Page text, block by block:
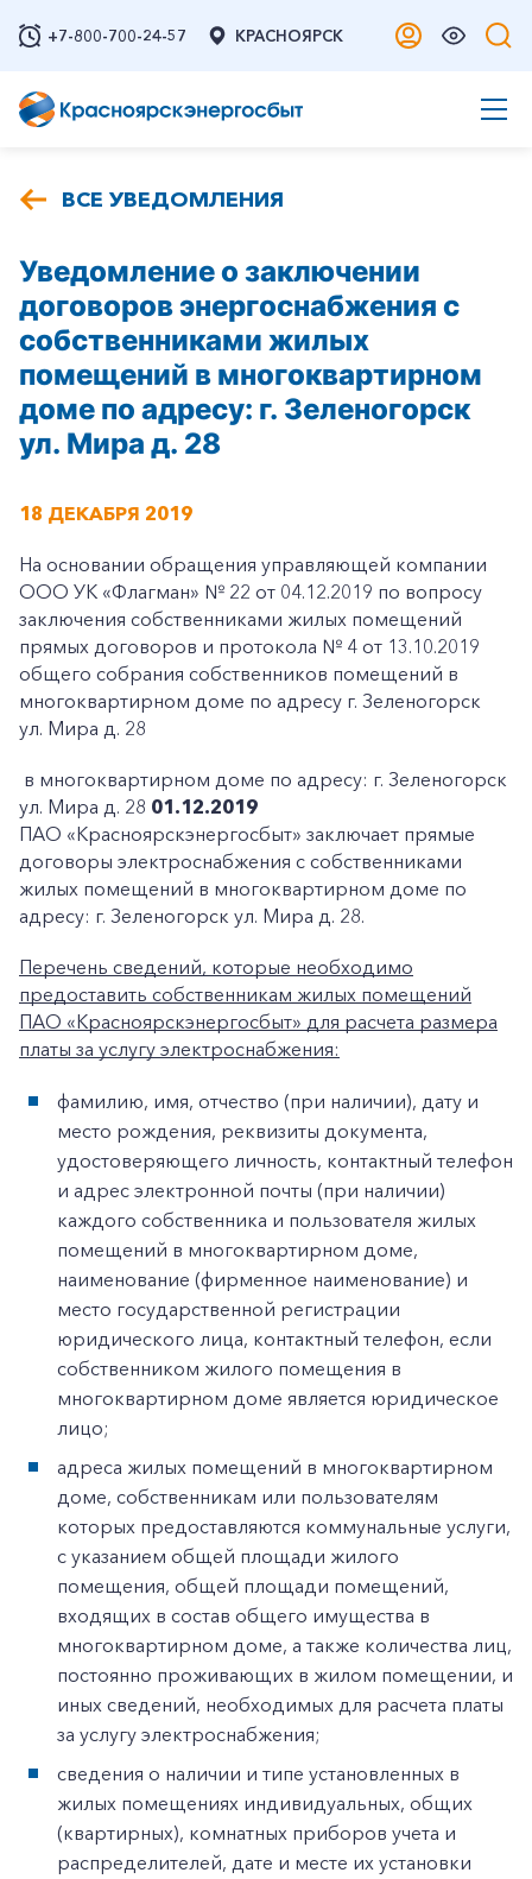
+7-800-700-24-57 КРАСНОЯРСК
ВСЕ УВЕДОМЛЕНИЯ
Уведомление о заключении
договоров энергоснабжения с
собственниками жилых
помещений в многоквартирном
доме по адресу: г. Зеленогорск
ул. Мира д. 28
18 ДЕКАБРЯ 2019
На основании обращения управляющей компании
ООО УК «Флагман» № 22 от 04.12.2019 по вопросу
заключения собственниками жилых помещений
прямых договоров и протокола № 4 от 13.10.2019
общего собрания собственников помещений в
многоквартирном доме по адресу г. Зеленогорск
ул. Мира д. 28
в многоквартирном доме по адресу: г. Зеленогорск
ул. Мира д. 28 01.12.2019
ПАО «Красноярскэнергосбыт» заключает прямые
договоры электроснабжения с собственниками
жилых помещений в многоквартирном доме по
адресу: г. Зеленогорск ул. Мира д. 28.
Перечень сведений, которые необходимо
предоставить собственникам жилых помещений
ПАО «Красноярскэнергосбыт» для расчета размера
платы за услугу электроснабжения:
фамилию, имя, отчество (при наличии), дату и
место рождения, реквизиты документа,
удостоверяющего личность, контактный телефон
и адрес электронной почты (при наличии)
каждого собственника и пользователя жилых
помещений в многоквартирном доме,
наименование (фирменное наименование) и
место государственной регистрации
юридического лица, контактный телефон, если
собственником жилого помещения в
многоквартирном доме является юридическое
лицо;
адреса жилых помещений в многоквартирном
доме, собственникам или пользователям
которых предоставляются коммунальные услуги,
с указанием общей площади жилого
помещения, общей площади помещений,
входящих в состав общего имущества в
многоквартирном доме, а также количества лиц,
постоянно проживающих в жилом помещении, и
иных сведений, необходимых для расчета платы
за услугу электроснабжения;
сведения о наличии и типе установленных в
жилых помещениях индивидуальных, общих
(квартирных), комнатных приборов учета и
распределителей, дате и месте их установки